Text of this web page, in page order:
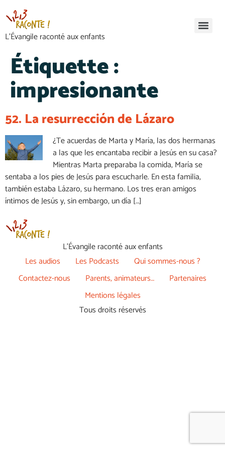
L’Évangile raconté aux enfants
Étiquette :
impresionante
52. La resurrección de Lázaro
¿Te acuerdas de Marta y María, las dos hermanas
a las que les encantaba recibir a Jesús en su casa?
Mientras Marta preparaba la comida, María se
sentaba a los pies de Jesús para escucharle. En esta familia,
también estaba Lázaro, su hermano. Los tres eran amigos
íntimos de Jesús y, sin embargo, un día […]
L’Évangile raconté aux enfants
Les audios
Les Podcasts
Qui sommes-nous ?
Contactez-nous
Parents, animateurs…
Partenaires
Mentions légales
Tous droits réservés